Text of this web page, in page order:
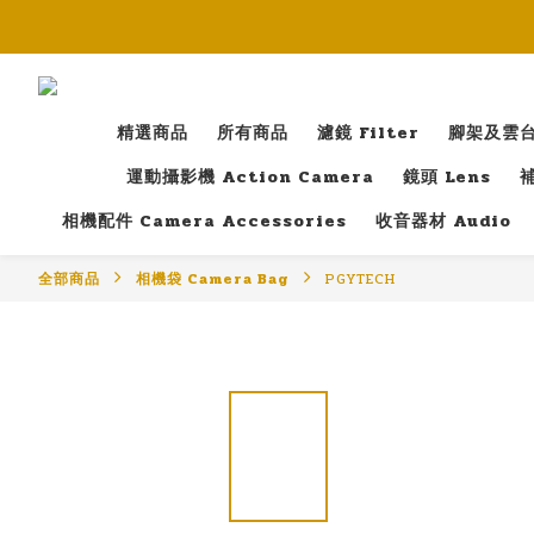
精選商品 所有商品 濾鏡 Filter
腳架及
運動攝影機 Action Camera
鏡頭 Lens
相機配件 Camera Accessories
收音器材 Audio
全部商品 相機袋 Camera Bag PGYTECH